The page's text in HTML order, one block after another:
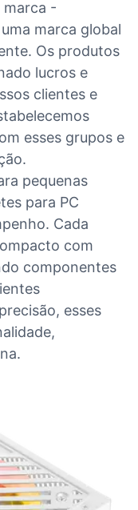
marca -
marca global
Os produtos
lucros e
clientes e
esses grupos e
pequenas
para PC
Cada
com
componentes
esses